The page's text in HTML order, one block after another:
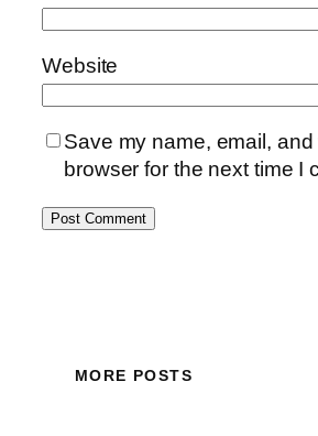
Website
Save my name, email,
browser for the next time I
MORE POSTS